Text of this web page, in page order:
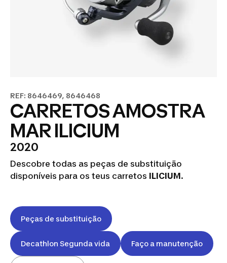
REF: 8646469, 8646468
CARRETOS AMOSTRA
MAR ILICIUM
2020
Descobre todas as peças de substituição
disponíveis para os teus carretos ILICIUM.
Peças de substituição
Decathlon Segunda vida Faço a manutenção